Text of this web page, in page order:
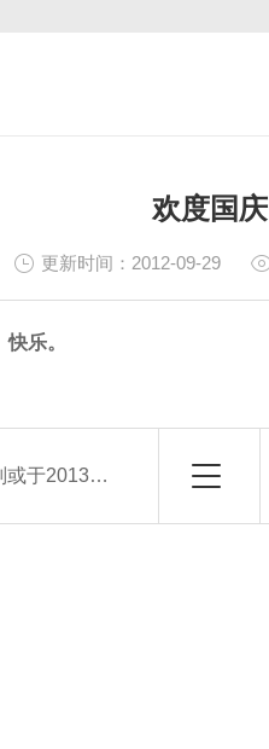
欢度国庆
更新时间：2012-09-29
乐。
2013出台